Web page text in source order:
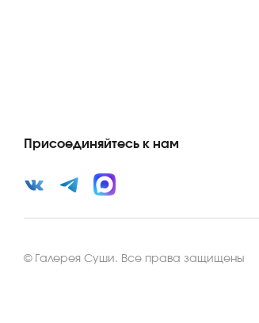
Присоединяйтесь к нам
© Галерея Суши. Все права защищены